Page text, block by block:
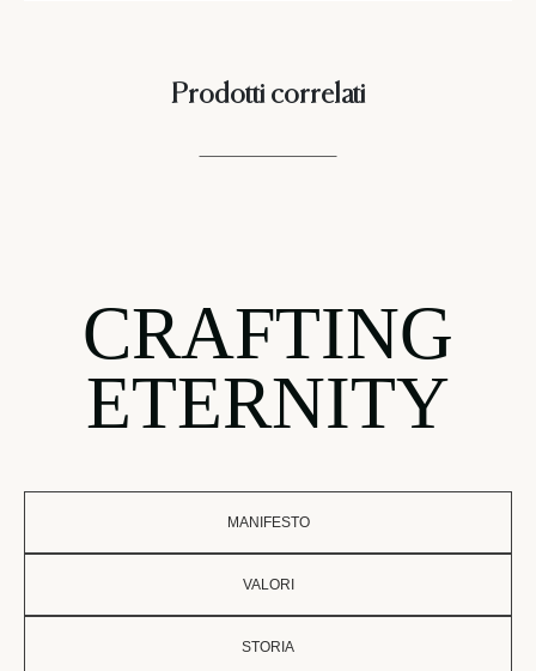
Prodotti correlati
CRAFTING
ETERNITY
MANIFESTO
VALORI
STORIA